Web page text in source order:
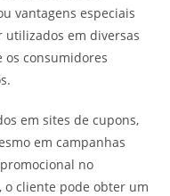
vantagens especiais
utilizados em diversas
consumidores
em sites de cupons,
em campanhas
no
o cliente pode obter um